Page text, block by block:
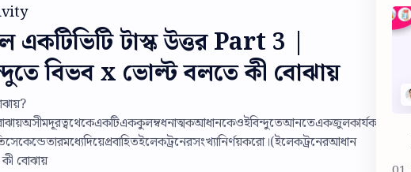
একটিভিটি টাস্ক উত্তর Part 3 |
বিভব x ভোল্ট বলতে কী বোঝায়
বোঝায়